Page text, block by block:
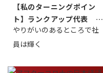
【私のターニングポイン
ト】ランクアップ代表 岩
崎裕美子
やりがいのあるところで社
員は輝く